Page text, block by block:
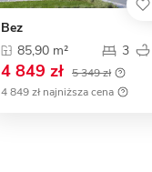
Bez
85,90 m²
3
4 849 zł 5 349 zł
4 849 zł najniższa cena